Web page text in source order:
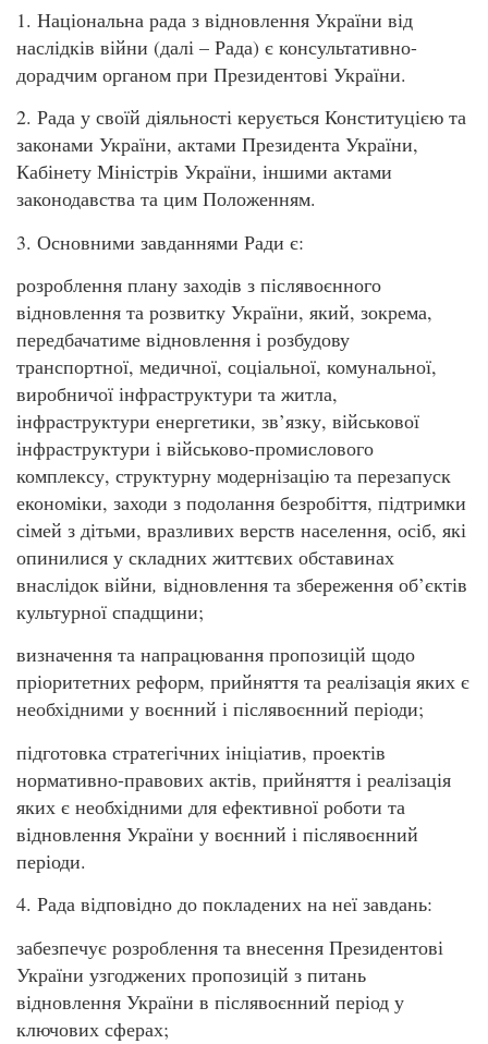
1. Національна рада з відновлення України від
наслідків війни (далі – Рада) є консультативно-
дорадчим органом при Президентові України.
2. Рада у своїй діяльності керується Конституцією та
законами України, актами Президента України,
Кабінету Міністрів України, іншими актами
законодавства та цим Положенням.
3. Основними завданнями Ради є:
розроблення плану заходів з післявоєнного
відновлення та розвитку України, який, зокрема,
передбачатиме відновлення і розбудову
транспортної, медичної, соціальної, комунальної,
виробничої інфраструктури та житла,
інфраструктури енергетики, зв’язку, військової
інфраструктури і військово-промислового
комплексу, структурну модернізацію та перезапуск
економіки, заходи з подолання безробіття, підтримки
сімей з дітьми, вразливих верств населення, осіб, які
опинилися у складних життєвих обставинах
внаслідок війни, відновлення та збереження об’єктів
культурної спадщини;
визначення та напрацювання пропозицій щодо
пріоритетних реформ, прийняття та реалізація яких є
необхідними у воєнний і післявоєнний періоди;
підготовка стратегічних ініціатив, проектів
нормативно-правових актів, прийняття і реалізація
яких є необхідними для ефективної роботи та
відновлення України у воєнний і післявоєнний
періоди.
4. Рада відповідно до покладених на неї завдань:
забезпечує розроблення та внесення Президентові
України узгоджених пропозицій з питань
відновлення України в післявоєнний період у
ключових сферах;